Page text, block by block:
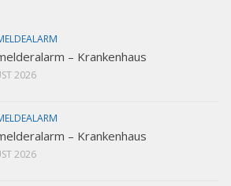
– Krankenhaus
2026
– Krankenhaus
2026